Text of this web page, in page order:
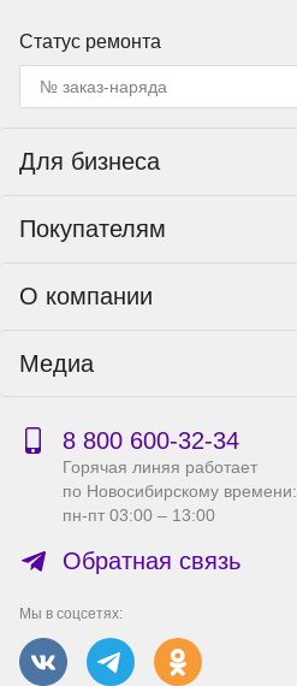
Статус ремонта
Для бизнеса
Тендеры и гос закупки
Покупателям
Пункты выдачи
Доставка
Гарантия и возврат
Бонусная программа
Сервисный центр
Справка по работе с e2e4 ID
О компании
Реквизиты
Публичная оферта
Правила продажи на сайте
Производители
Вакансии
Медиа
Новости
Акции
8 800 600‑32‑34
Горячая линяя работает
по Новосибирскому времени:
пн-пт 03:00 – 13:00
Обратная связь
Мы в соцсетях: